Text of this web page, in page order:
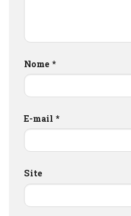
Nome *
E-mail *
Site